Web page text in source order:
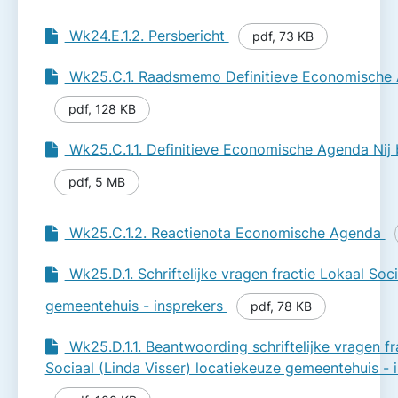
Wk24.E.1.2. Persbericht pdf, 73 KB
Wk25.C.1. Raadsmemo Definitieve
pdf, 128 KB
Wk25.C.1.1. Definitieve Economische Agenda Nij
pdf, 5 MB
Wk25.C.1.2. Reactienota Economische Agenda
Wk25.D.1. Schriftelijke vragen fractie Lokaal
gemeentehuis - insprekers
pdf, 78 KB
Wk25.D.1.1. Beantwoording schriftelijke vragen
Sociaal (Linda Visser) locatiekeuze gemeentehuis -